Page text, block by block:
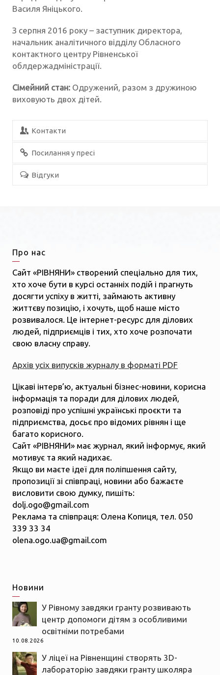
Василя Яніцького.
З серпня 2016 року – заступник директора,
начальник аналітичного відділу Обласного
контактного центру Рівненської
облдержадміністрації.
Сімейний стан: Одружений, разом з дружиною
виховують двох дітей.
Контакти
Посилання у пресі
Відгуки
Про нас
Сайт «РІВНЯНИ» створений спеціально для тих,
хто хоче бути в курсі останніх подій і прагнуть
досягти успіху в житті, займають активну
життєву позицію, і хочуть, щоб наше місто
розвивалося. Це інтернет-ресурс для ділових
людей, підприємців і тих, хто хоче розпочати
свою власну справу.
Архів усіх випусків журналу в форматі PDF
Цікаві інтерв’ю, актуальні бізнес-новини, корисна
інформація та поради для ділових людей,
розповіді про успішні українські проєкти та
підприємства, досьє про відомих рівнян і ще
багато корисного.
Сайт «РІВНЯНИ» має журнал, який інформує, який
мотивує та який надихає.
Якщо ви маєте ідеї для поліпшення сайту,
пропозиції зі співпраці, новини або бажаєте
висловити свою думку, пишіть:
dolj.ogo@gmail.com
Реклама та співпраця: Олена Копиця, тел. 050
339 33 34
olena.ogo.ua@gmail.com
Новини
У Рівному завдяки гранту розвивають
центр допомоги дітям з особливими
освітніми потребами
10.08.2026
У ліцеї на Рівненщині створять 3D-
лабораторію завдяки гранту школяра